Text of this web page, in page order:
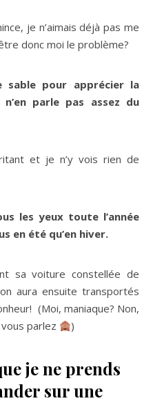
je n’aimais déjà pas me
donc moi le problème?
pour apprécier la
parle pas assez du
et je n’y vois rien de
les yeux toute l’année
en été qu’en hiver.
sa voiture constellée de
aura ensuite transportés
(Moi, maniaque? Non,
parlez
)
je ne prends
sur une